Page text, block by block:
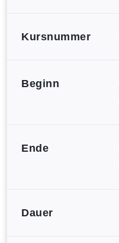
Kursnummer
Beginn
Ende
Dauer